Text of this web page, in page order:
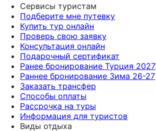
Сервисы туристам
Подберите мне путевку
Купить тур онлайн
Проверь свою заявку
Консультация онлайн
Подарочный сертификат
Ранее бронирование Турция 2027
Раннее бронирование Зима 26-27
Заказать трансфер
Способы оплаты
Рассрочка на туры
Информация для туристов
Виды отдыха